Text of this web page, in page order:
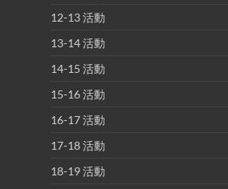
12-13 活動
13-14 活動
14-15 活動
15-16 活動
16-17 活動
17-18 活動
18-19 活動